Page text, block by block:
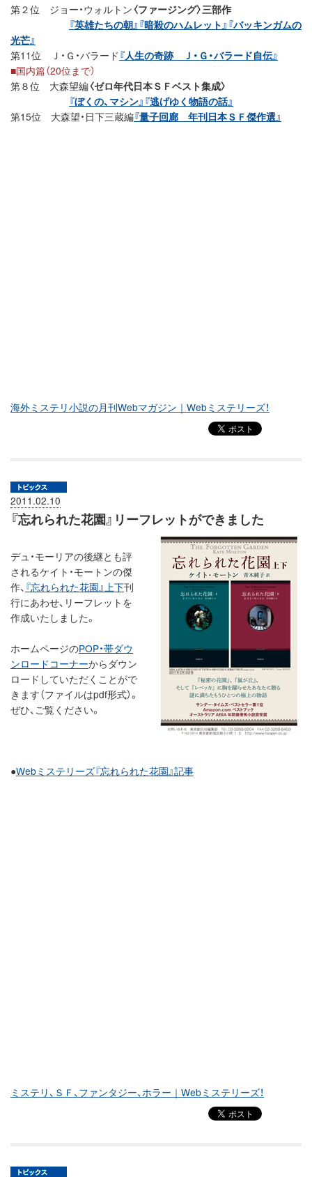
第２位 ジョー・ウォルトン〈ファージング〉三部作
『英雄たちの朝』 『暗殺のハムレット』 『バッキンガムの
光芒』
第11位 Ｊ・Ｇ・バラード 『人生の奇跡 Ｊ・Ｇ・バラード自伝』
■国内篇（20位まで）
第８位 大森望編〈ゼロ年代日本ＳＦベスト集成〉
『ぼくの、マシン』 『逃げゆく物語の話』
第15位 大森望・日下三蔵編『量子回廊 年刊日本ＳＦ傑作選』
海外ミステリ小説の月刊Webマガジン｜Webミステリーズ！
2011.02.10
『忘れられた花園』リーフレットができました
デュ・モーリアの後継とも評
されるケイト・モートンの傑
作、 『忘れられた花園』上下刊
行にあわせ、リーフレットを
作成いたしました。
ホームページのPOP・帯ダウ
ンロードコーナーからダウン
ロードしていただくことがで
きます（ファイルはpdf形式）。
ぜひ、ご覧ください。
●Webミステリーズ『忘れられた花園』記事
ミステリ、ＳＦ、ファンタジー、ホラー｜Webミステリーズ！